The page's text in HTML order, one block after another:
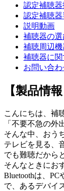
認定補聴
認定補聴
説明動画
補聴器の
補聴周辺
補聴器に関
お問い合わ
【製品情
こんにちは、補
「不要不急の
そんな中、おう
テレビを見る、
でも難聴だから
そんなときにお
Bluetoothは、
で、あるデバイ